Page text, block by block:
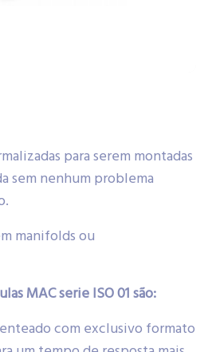
para serem montadas
sem nenhum problema
manifolds ou
MAC serie ISO 01 são:
com exclusivo formato